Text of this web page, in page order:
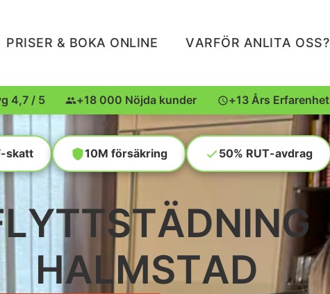
PRISER & BOKA ONLINE VARFÖR ANLITA OSS?
4,7 / 5 +18 000 Nöjda kunder +13 Års Erfarenhet
HALMSTAD
skatt 10M försäkring 50% RUT-avdrag